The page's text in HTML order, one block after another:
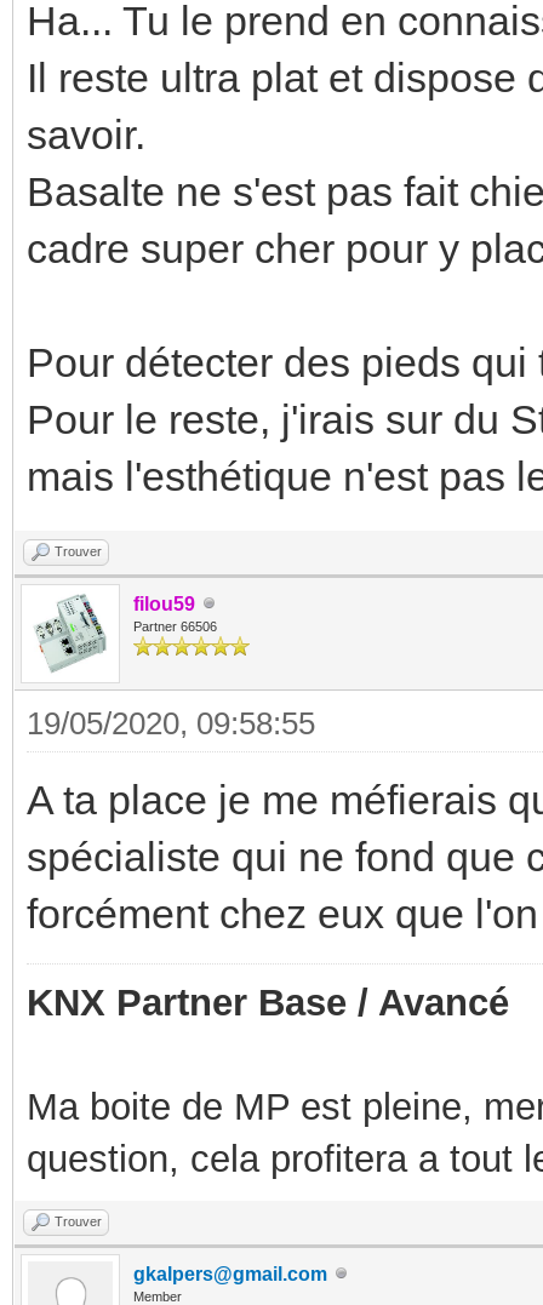
Ha... Tu le prend en
Il reste ultra plat et dispose
savoir.
Basalte ne s'est pas fait
cadre super cher pour y
Pour détecter des pieds
Pour le reste, j'irais sur du
mais l'esthétique n'est pas
Trouver
filou59
Partner 66506
19/05/2020, 09:58:55
A ta place je me méfierais
spécialiste qui ne fond que
forcément chez eux que
KNX Partner Base / Avancé
Ma boite de MP est pleine,
question, cela profitera a tout
Trouver
gkalpers@gmail.com
Member